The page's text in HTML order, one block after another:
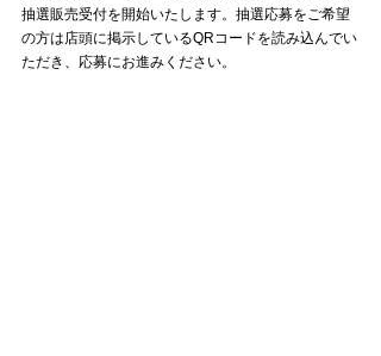
抽選販売受付を開始いたします。抽選応募をご希望
の方は店頭に掲示しているQRコードを読み込んでい
ただき、応募にお進みください。